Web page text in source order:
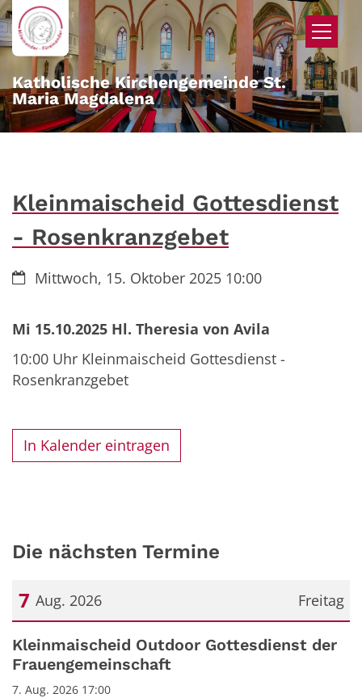
Zum Inhalt springen
Katholische Kirchengemeinde St.
Maria Magdalena
Kleinmaischeid Gottesdienst
- Rosenkranzgebet
Datum:Mittwoch, 15. Oktober 2025 10:00
Mi 15.10.2025 Hl. Theresia von Avila
10:00 Uhr Kleinmaischeid Gottesdienst -
Rosenkranzgebet
In Kalender eintragen
Die nächsten Termine
Freitag
7 Aug. 2026
Datum: 7. August 2026
Kleinmaischeid Outdoor Gottesdienst der
Frauengemeinschaft
7. Aug. 2026 17:00